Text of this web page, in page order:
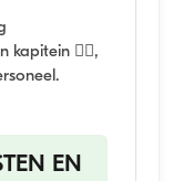
kapitein 👨‍✈️,
EN